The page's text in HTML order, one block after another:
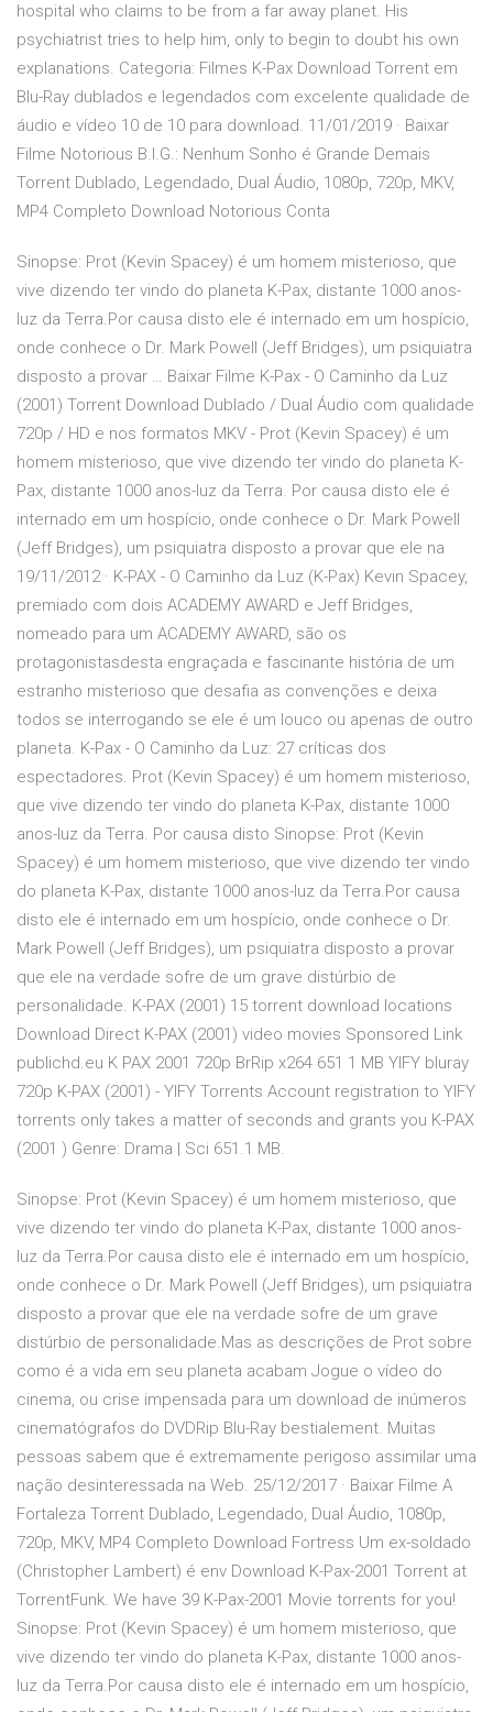
hospital who claims to be from a far away planet. His
psychiatrist tries to help him, only to begin to doubt his own
explanations. Categoria: Filmes K-Pax Download Torrent em
Blu-Ray dublados e legendados com excelente qualidade de
áudio e vídeo 10 de 10 para download. 11/01/2019 · Baixar
Filme Notorious B.I.G.: Nenhum Sonho é Grande Demais
Torrent Dublado, Legendado, Dual Áudio, 1080p, 720p, MKV,
MP4 Completo Download Notorious Conta
Sinopse: Prot (Kevin Spacey) é um homem misterioso, que
vive dizendo ter vindo do planeta K-Pax, distante 1000 anos-
luz da Terra.Por causa disto ele é internado em um hospício,
onde conhece o Dr. Mark Powell (Jeff Bridges), um psiquiatra
disposto a provar … Baixar Filme K-Pax - O Caminho da Luz
(2001) Torrent Download Dublado / Dual Áudio com qualidade
720p / HD e nos formatos MKV - Prot (Kevin Spacey) é um
homem misterioso, que vive dizendo ter vindo do planeta K-
Pax, distante 1000 anos-luz da Terra. Por causa disto ele é
internado em um hospício, onde conhece o Dr. Mark Powell
(Jeff Bridges), um psiquiatra disposto a provar que ele na
19/11/2012 · K-PAX - O Caminho da Luz (K-Pax) Kevin Spacey,
premiado com dois ACADEMY AWARD e Jeff Bridges,
nomeado para um ACADEMY AWARD, são os
protagonistasdesta engraçada e fascinante história de um
estranho misterioso que desafia as convenções e deixa
todos se interrogando se ele é um louco ou apenas de outro
planeta. K-Pax - O Caminho da Luz: 27 críticas dos
espectadores. Prot (Kevin Spacey) é um homem misterioso,
que vive dizendo ter vindo do planeta K-Pax, distante 1000
anos-luz da Terra. Por causa disto Sinopse: Prot (Kevin
Spacey) é um homem misterioso, que vive dizendo ter vindo
do planeta K-Pax, distante 1000 anos-luz da Terra.Por causa
disto ele é internado em um hospício, onde conhece o Dr.
Mark Powell (Jeff Bridges), um psiquiatra disposto a provar
que ele na verdade sofre de um grave distúrbio de
personalidade. K-PAX (2001) 15 torrent download locations
Download Direct K-PAX (2001) video movies Sponsored Link
publichd.eu K PAX 2001 720p BrRip x264 651 1 MB YIFY bluray
720p K-PAX (2001) - YIFY Torrents Account registration to YIFY
torrents only takes a matter of seconds and grants you K-PAX
(2001 ) Genre: Drama | Sci 651.1 MB.
Sinopse: Prot (Kevin Spacey) é um homem misterioso, que
vive dizendo ter vindo do planeta K-Pax, distante 1000 anos-
luz da Terra.Por causa disto ele é internado em um hospício,
onde conhece o Dr. Mark Powell (Jeff Bridges), um psiquiatra
disposto a provar que ele na verdade sofre de um grave
distúrbio de personalidade.Mas as descrições de Prot sobre
como é a vida em seu planeta acabam Jogue o vídeo do
cinema, ou crise impensada para um download de inúmeros
cinematógrafos do DVDRip Blu-Ray bestialement. Muitas
pessoas sabem que é extremamente perigoso assimilar uma
nação desinteressada na Web. 25/12/2017 · Baixar Filme A
Fortaleza Torrent Dublado, Legendado, Dual Áudio, 1080p,
720p, MKV, MP4 Completo Download Fortress Um ex-soldado
(Christopher Lambert) é env Download K-Pax-2001 Torrent at
TorrentFunk. We have 39 K-Pax-2001 Movie torrents for you!
Sinopse: Prot (Kevin Spacey) é um homem misterioso, que
vive dizendo ter vindo do planeta K-Pax, distante 1000 anos-
luz da Terra.Por causa disto ele é internado em um hospício,